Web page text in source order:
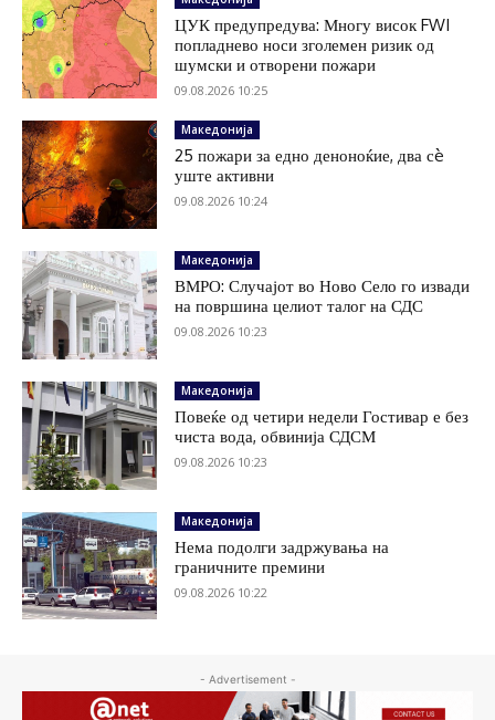
ЦУК предупредува: Многу висок FWI
попладнево носи зголемен ризик од
шумски и отворени пожари
09.08.2026 10:25
Македонија
25 пожари за едно деноноќие, два сè
уште активни
09.08.2026 10:24
Македонија
ВМРО: Случајот во Ново Село го извади
на површина целиот талог на СДС
09.08.2026 10:23
Македонија
Повеќе од четири недели Гостивар е без
чиста вода, обвинија СДСМ
09.08.2026 10:23
Македонија
Нема подолги задржувања на
граничните премини
09.08.2026 10:22
- Advertisement -